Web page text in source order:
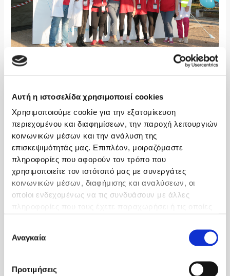
Αυτή η ιστοσελίδα χρησιμοποιεί cookies
Χρησιμοποιούμε cookie για την εξατομίκευση
περιεχομένου και διαφημίσεων, την παροχή λειτουργιών
κοινωνικών μέσων και την ανάλυση της
επισκεψιμότητάς μας. Επιπλέον, μοιραζόμαστε
πληροφορίες που αφορούν τον τρόπο που
χρησιμοποιείτε τον ιστότοπό μας με συνεργάτες
κοινωνικών μέσων, διαφήμισης και αναλύσεων, οι
οποίοι ενδεχομένως να τις συνδυάσουν με άλλες
συγκατάθεσης
Αναγκαία
Προτιμήσεις